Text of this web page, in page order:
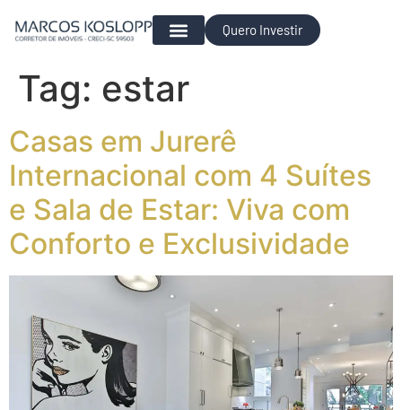
Quero Investir
Tag: estar
Casas em Jurerê
Internacional com 4 Suítes
e Sala de Estar: Viva com
Conforto e Exclusividade